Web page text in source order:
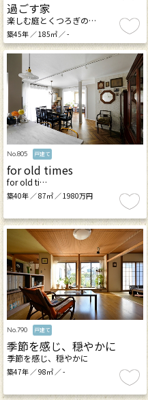
過ごす家
楽しむ庭とくつろぎの…
築45年 ／ 185㎡ ／ -
No.805 戸建て
for old times
for old ti…
築40年 ／ 87㎡ ／ 1980万円
No.790 戸建て
季節を感じ、穏やかに
季節を感じ、穏やかに
築47年 ／ 98㎡ ／ -